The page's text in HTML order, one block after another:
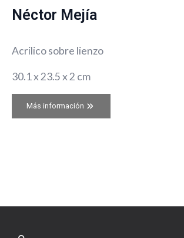
Néctor Mejía
Acrilico sobre lienzo
30.1 x 23.5 x 2 cm
Más información